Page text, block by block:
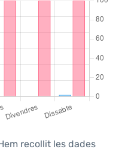
recollit les dades